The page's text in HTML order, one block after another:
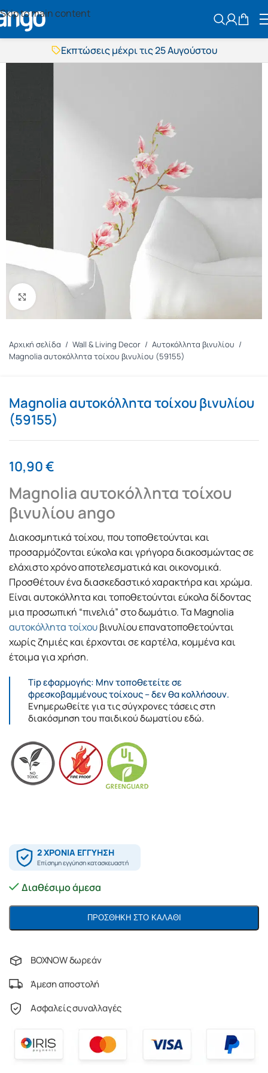
Skip to main content
Εκπτώσεις μέχρι τις 25 Αυγούστου
Δωρεάν μεταφορικά
BOXNOW αποστολή
Άμεση παράδοση
Πατήστε για μεγέθυνση
Αρχική σελίδα / Wall & Living Decor / Αυτοκόλλητα βινυλίου /
Magnolia αυτοκόλλητα τοίχου βινυλίου (59155)
Magnolia αυτοκόλλητα τοίχου βινυλίου
(59155)
10,90€
Magnolia αυτοκόλλητα τοίχου
βινυλίου ango
Διακοσμητικά τοίχου, που τοποθετούνται και
προσαρμόζονται εύκολα και γρήγορα διακοσμώντας σε
ελάχιστο χρόνο αποτελεσματικά και οικονομικά.
Προσθέτουν ένα διασκεδαστικό χαρακτήρα και χρώμα.
Είναι αυτοκόλλητα και τοποθετούνται εύκολα δίδοντας
μια προσωπική “πινελιά” στο δωμάτιο. Τα Magnolia
αυτοκόλλητα τοίχουβινυλίου επανατοποθετούνται
χωρίς ζημιές και έρχονται σε καρτέλα, κομμένα και
έτοιμα για χρήση.
Tip εφαρμογής: Μην τοποθετείτε σε
φρεσκοβαμμένους τοίχους – δεν θα κολλήσουν.
Ενημερωθείτε για τις σύγχρονες τάσεις στη
διακόσμηση του παιδικού δωματίου εδώ.
Διαθέσιμο άμεσα
ΠΡΟΣΘΉΚΗ ΣΤΟ ΚΑΛΆΘΙ
BOXNOW δωρεάν
Άμεση αποστολή
Ασφαλείς συναλλαγές